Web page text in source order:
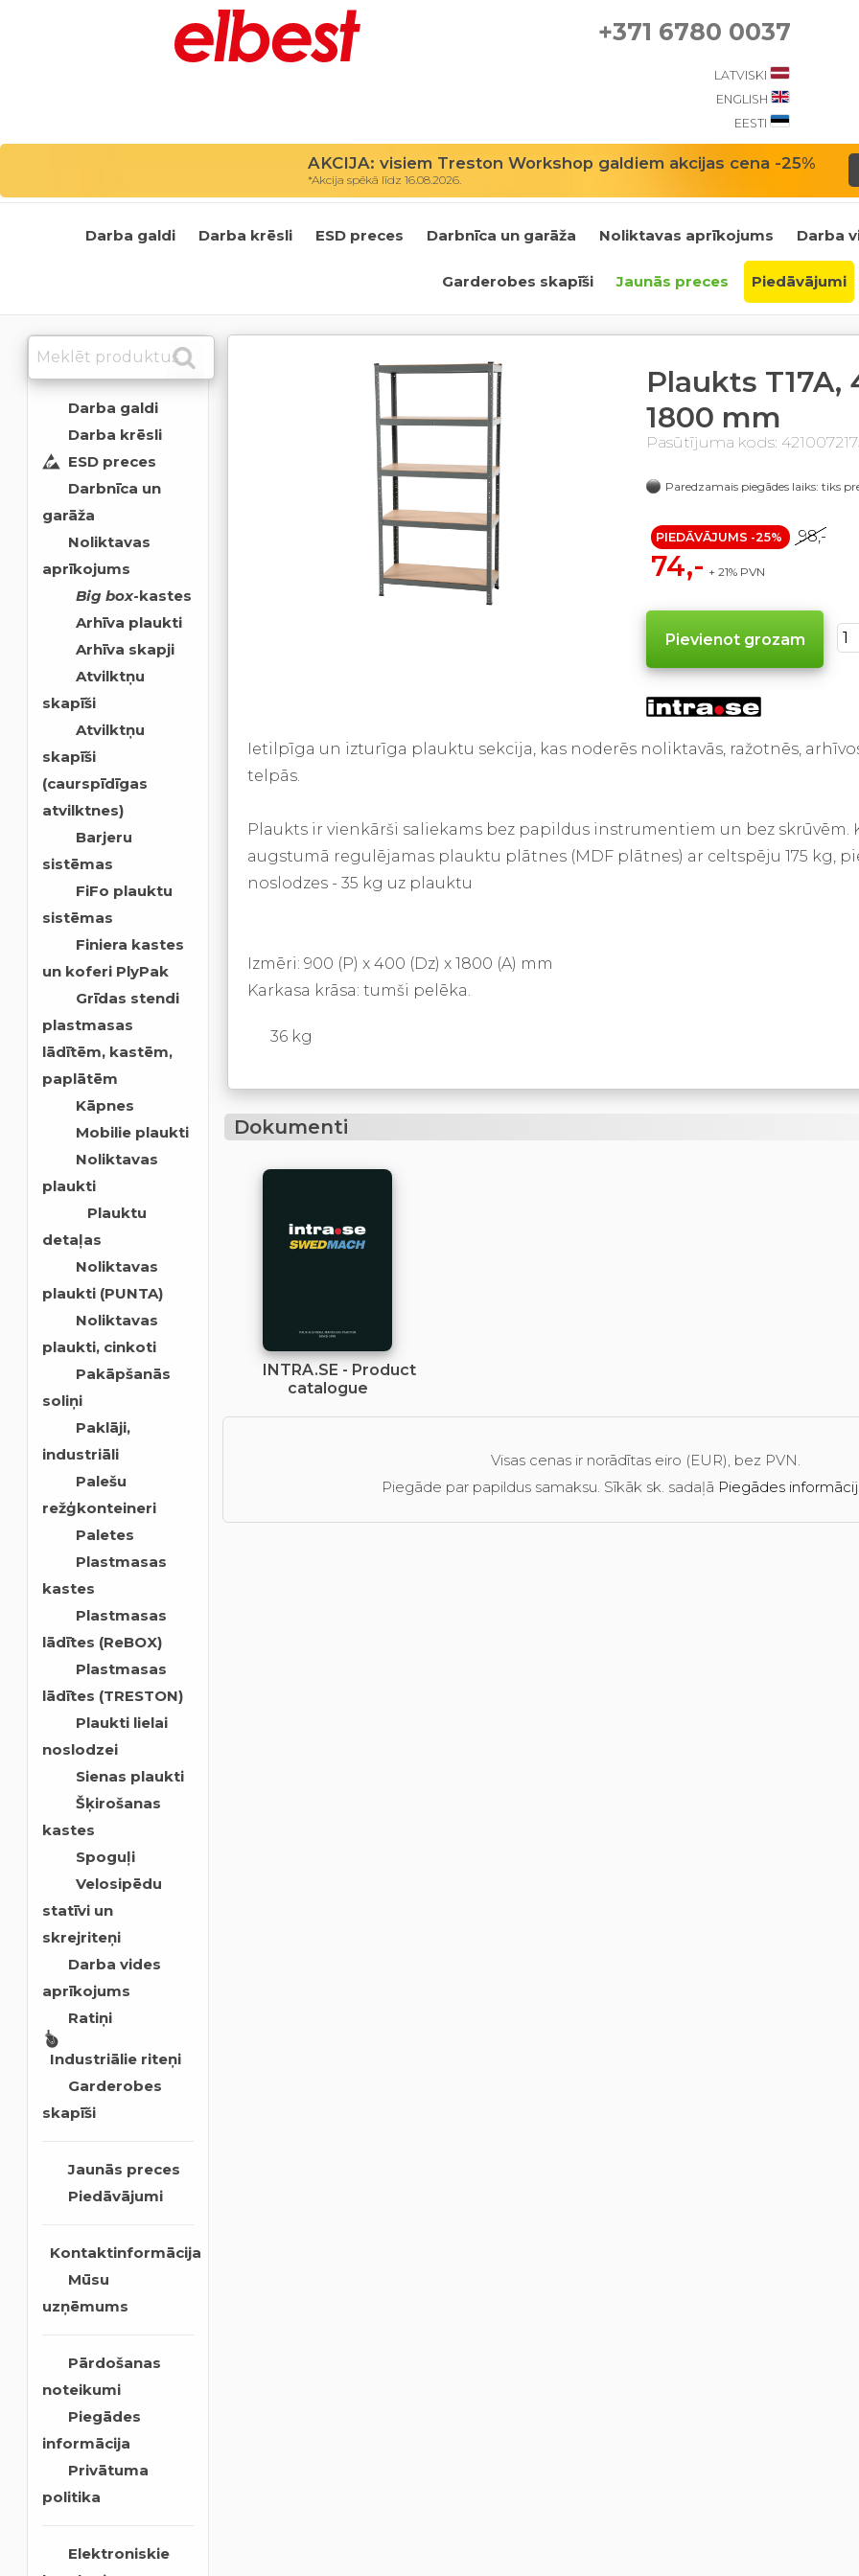
+371 6780 0037
LATVISKI
ENGLISH
EESTI
AKCIJA: visiem Treston Workshop galdiem akcijas cena -25%
*Akcija spēkā līdz 16.08.2026.
Darba galdi Darba krēsli ESD preces Darbnīca un garāža Noliktavas aprīkojums Darba
Garderobes skapīši Jaunās preces Piedāvājumi
Darba galdi
Darba krēsli
ESD preces
Darbnīca un
garāža
Noliktavas
aprīkojums
Big box-kastes
Arhīva plaukti
Arhīva skapji
Atvilktņu
skapīši
Atvilktņu
skapīši
(caurspīdīgas
atvilktnes)
Barjeru
sistēmas
FiFo plauktu
sistēmas
Finiera kastes
un koferi PlyPak
Grīdas stendi
plastmasas
lādītēm, kastēm,
paplātēm
Kāpnes
Mobilie plaukti
Noliktavas
plaukti
Plauktu
detaļas
Noliktavas
plaukti (PUNTA)
Noliktavas
plaukti, cinkoti
Pakāpšanās
soliņi
Paklāji,
industriāli
Palešu
režģkonteineri
Paletes
Plastmasas
kastes
Plastmasas
lādītes (ReBOX)
Plastmasas
lādītes (TRESTON)
Plaukti lielai
noslodzei
Sienas plaukti
Šķirošanas
kastes
Spoguļi
Velosipēdu
statīvi un
skrejriteņi
Darba vides
aprīkojums
Ratiņi
Industriālie riteņi
Garderobes
skapīši
Jaunās preces
Piedāvājumi
Kontaktinformācija
Mūsu
uzņēmums
Pārdošanas
noteikumi
Piegādes
informācija
Privātuma
politika
Elektroniskie
Plaukts T17A,
1800 mm
Pasūtījuma kods:
Paredzamais piegādes laiks: tiks
PIEDĀVĀJUMS -25% 98,-
74,- + 21% PVN
Ietilpīga un izturīga plauktu sekcija, kas noderēs noliktavās, ražotnēs,
telpās.
Plaukts ir vienkārši saliekams bez papildus instrumentiem un bez skrūvēm.
augstumā regulējamas plauktu plātnes (MDF plātnes) ar celtspēju 175 kg,
noslodzes - 35 kg uz plauktu
Izmēri: 900 (P) x 400 (Dz) x 1800 (A) mm
Karkasa krāsa: tumši pelēka.
36 kg
Dokumenti
INTRA.SE - Product
catalogue
Visas cenas ir norādītas eiro (EUR), bez PVN.
Piegāde par papildus samaksu. Sīkāk sk. sadaļā Piegādes